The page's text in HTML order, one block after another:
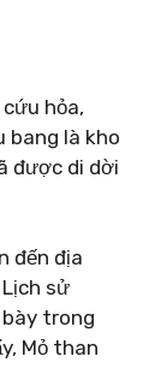
hỏa,
bang là kho
được di dời
đến địa
sử
trong
Mỏ than